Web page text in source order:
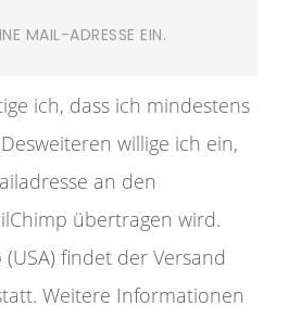
ich, dass ich mindestens
willige ich ein,
an den
übertragen wird.
findet der Versand
Weitere Informationen